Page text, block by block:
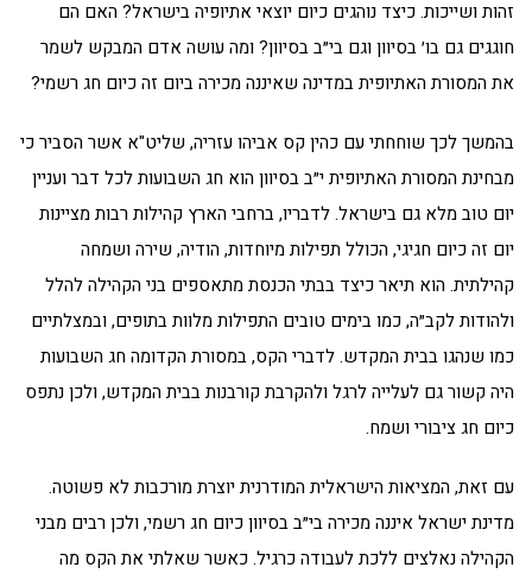
זהות ושייכות. כיצד נוהגים כיום יוצאי אתיופיה בישראל? האם הם
חוגגים גם בו׳ בסיוון וגם בי״ב בסיוון? ומה עושה אדם המבקש לשמר
את המסורת האתיופית במדינה שאיננה מכירה ביום זה כיום חג רשמי?
בהמשך לכך שוחחתי עם כהין קס אביהו עזריה, שליט"א אשר הסביר כי
מבחינת המסורת האתיופית י״ב בסיוון הוא חג השבועות לכל דבר ועניין
יום טוב מלא גם בישראל. לדבריו, ברחבי הארץ קהילות רבות מציינות
יום זה כיום חגיגי, הכולל תפילות מיוחדות, הודיה, שירה ושמחה
קהילתית. הוא תיאר כיצד בבתי הכנסת מתאספים בני הקהילה להלל
ולהודות לקב״ה, כמו בימים טובים התפילות מלוות בתופים, ובמצלתיים
כמו שנהגו בבית המקדש. לדברי הקס, במסורת הקדומה חג השבועות
היה קשור גם לעלייה לרגל ולהקרבת קורבנות בבית המקדש, ולכן נתפס
כיום חג ציבורי ושמח.
עם זאת, המציאות הישראלית המודרנית יוצרת מורכבות לא פשוטה.
מדינת ישראל איננה מכירה בי״ב בסיוון כיום חג רשמי, ולכן רבים מבני
הקהילה נאלצים ללכת לעבודה כרגיל. כאשר שאלתי את הקס מה